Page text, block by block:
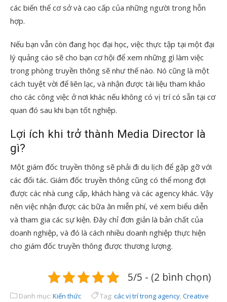
các biến thể cơ sở và cao cấp của những người trong hỗn
hợp.
Nếu bạn vẫn còn đang học đại học, việc thực tập tại một đại
lý quảng cáo sẽ cho bạn cơ hội để xem những gì làm việc
trong phòng truyền thông sẽ như thế nào. Nó cũng là một
cách tuyệt vời để liên lạc, và nhận được tài liệu tham khảo
cho các công việc ở nơi khác nếu không có vị trí có sẵn tại cơ
quan đó sau khi bạn tốt nghiệp.
Lợi ích khi trở thành Media Director là
gì?
Một giám đốc truyền thông sẽ phải đi du lịch để gặp gỡ với
các đối tác. Giám đốc truyền thông cũng có thể mong đợi
được các nhà cung cấp, khách hàng và các agency khác. Vậy
nên việc nhận được các bữa ăn miễn phí, vé xem biểu diễn
và tham gia các sự kiện. Đây chỉ đơn giản là bản chất của
doanh nghiệp, và đó là cách nhiều doanh nghiệp thực hiện
cho giám đốc truyền thông được thương lượng.
5/5 - (2 bình chọn)
Danh mục: Kiến thức Tag: các vị trí trong agency,Creative